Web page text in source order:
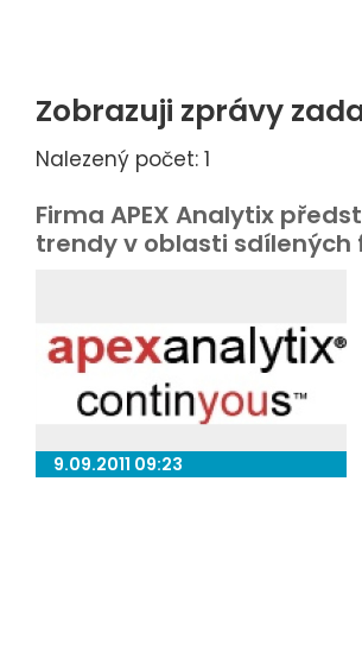
Zobrazuji zprávy
Nalezený počet: 1
Firma APEX Analytix
trendy v oblasti
9.09.2011 09:23